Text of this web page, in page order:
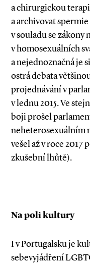
a chirurgickou
a archivovat
v souladu se
v homosexuál­ních
a nejednoznačná je
ostrá debata
projednávání v
v lednu 2015. Ve
boji prošel
neheterosexuálním
vešel až v roce
zkušební lhůtě).
Na poli kultury
I v Portugalsku je
sebevyjádření